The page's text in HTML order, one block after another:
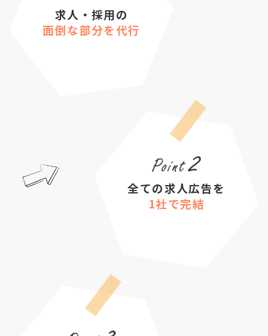
求人・採用の
面倒な部分を代行
全ての求人広告を
1社で完結